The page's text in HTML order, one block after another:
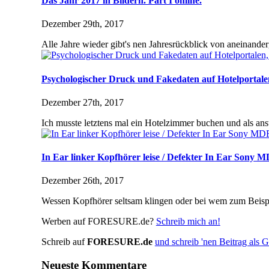
Dezember 29th, 2017
Alle Jahre wieder gibt's nen Jahresrückblick von
Psychologischer Druck und Fakedaten auf
Dezember 27th, 2017
Ich musste letztens mal ein Hotelzimmer buchen und als
In Ear linker Kopfhörer leise / Defekter In Ear Sony
Dezember 26th, 2017
Wessen Kopfhörer seltsam klingen oder bei wem zum
Werben auf FORESURE.de? Schreib mich an!
Schreib aufFORESURE.de und schreib 'nen Beitrag als
Neueste Kommentare